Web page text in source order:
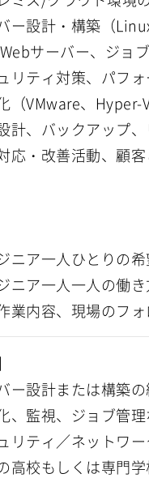
ー設計・構築（
サーバー、ジョ
リティ対策、パフ
（VMware、Hyper-
計、バックアップ
応・改善活動、顧
ア一人ひとりの希
ニア一人一人の働
ー設計または構築の
、監視、ジョブ管
リティ／ネットワ
高校もしくは専門